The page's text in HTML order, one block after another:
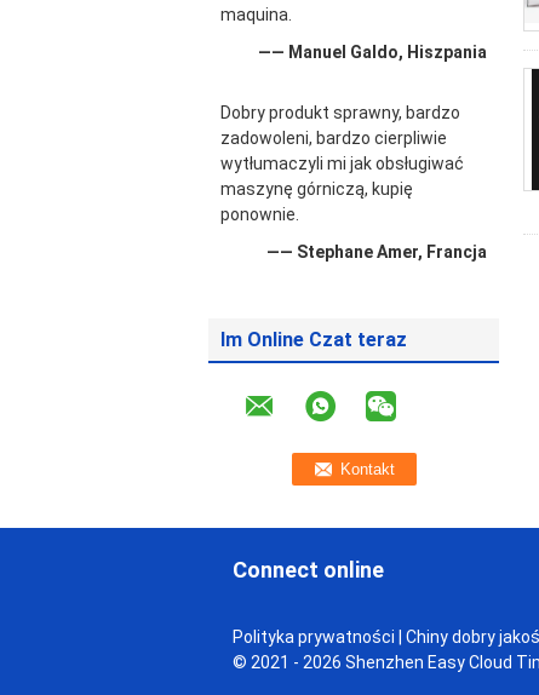
maquina.
—— Manuel Galdo, Hiszpania
Dobry produkt sprawny, bardzo
zadowoleni, bardzo cierpliwie
wytłumaczyli mi jak obsługiwać
maszynę górniczą, kupię
ponownie.
—— Stephane Amer, Francja
Im Online Czat teraz
Connect online
Polityka prywatności | Chiny dobry
© 2021 - 2026 Shenzhen Easy Cloud